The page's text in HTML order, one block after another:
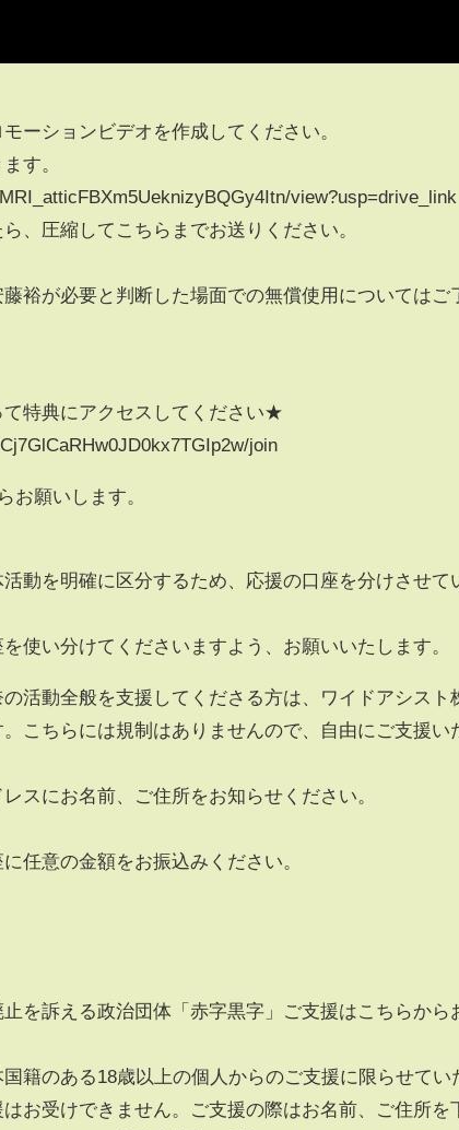
ーションビデオを作成してください。
す。
view?usp=drive_link
、圧縮してこちらまでお送りください。
裕が必要と判断した場面での無償使用についてはご
特典にアクセスしてください★
join
お願いします。
を明確に区分するため、応援の口座を分けさせて
使い分けてくださいますよう、お願いいたします。
活動全般を支援してくださる方は、ワイドアシスト
こちらには規制はありませんので、自由にご支援い
スにお名前、ご住所をお知らせください。
任意の金額をお振込みください。
を訴える政治団体「赤字黒字」ご支援はこちらから
籍のある18歳以上の個人からのご支援に限らせてい
お受けできません。ご支援の際はお名前、ご住所を